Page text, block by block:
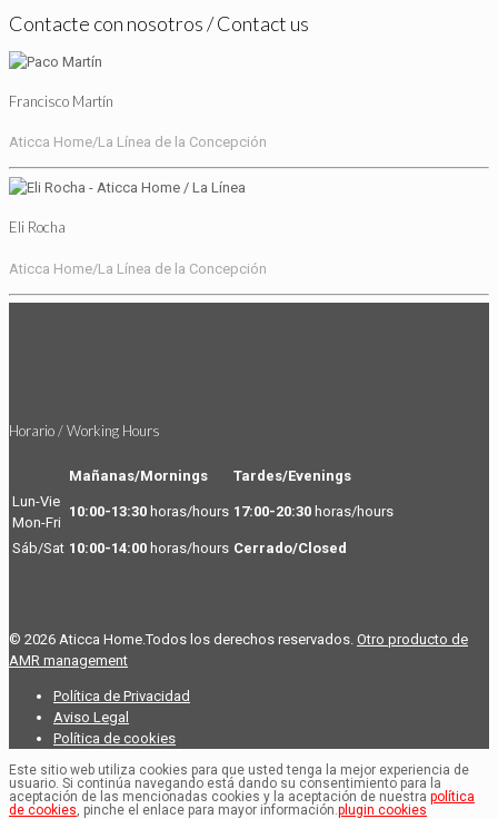
Contacte con nosotros / Contact us
Francisco Martín
Aticca Home/La Línea de la Concepción
Eli Rocha
Aticca Home/La Línea de la Concepción
Horario / Working Hours
Mañanas/Mornings
Tardes/Evenings
Lun-Vie
Mon-Fri
10:00-13:30 horas/hours 17:00-20:30 horas/hours
Sáb/Sat 10:00-14:00 horas/hours Cerrado/Closed
© 2026 Aticca Home.Todos los derechos reservados. Otro producto de
AMR management
Política de Privacidad
Aviso Legal
Política de cookies
Este sitio web utiliza cookies para que usted tenga la mejor experiencia de
usuario. Si continúa navegando está dando su consentimiento para la
aceptación de las mencionadas cookies y la aceptación de nuestra política
de cookies , pinche el enlace para mayor información. plugin cookies